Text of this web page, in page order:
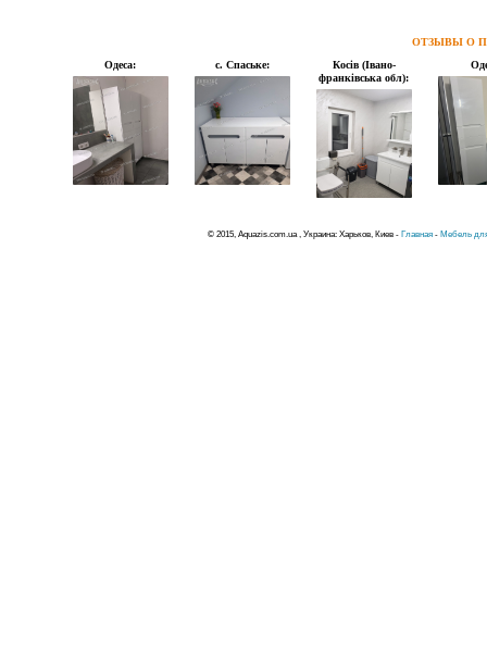
ОТЗЫВЫ О
Одеса:
с. Спаське:
Косів (Івано-
франківська обл):
© 2015, Aquazis.com.ua , Украина: Харьков, Киев - Главная - Мебель